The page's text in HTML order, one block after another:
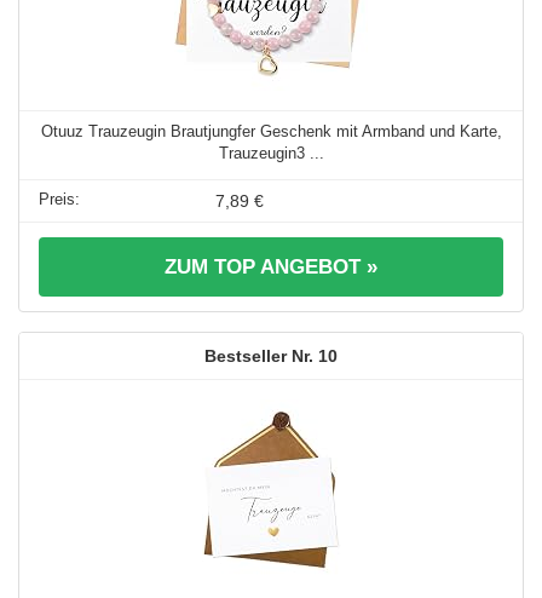
Otuuz Trauzeugin Brautjungfer Geschenk mit Armband und Karte,
Trauzeugin3 ...
7,89 €
ZUM TOP ANGEBOT »
10